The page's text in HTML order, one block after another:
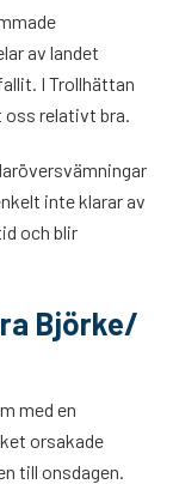
av landet
I Trollhättan
relativt bra.
inte klarar av
och blir
Björke/
med en
orsakade
till onsdagen.